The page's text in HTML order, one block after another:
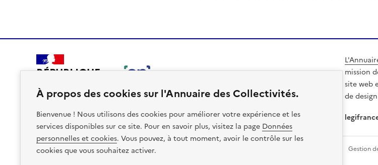
À propos des cookies sur l'Annuaire des Collectivités.
Bienvenue ! Nous utilisons des cookies pour améliorer votre expérience et les
services disponibles sur ce site. Pour en savoir plus, visitez la page Données
personnelles et cookies. Vous pouvez, à tout moment, avoir le contrôle sur les
cookies que vous souhaitez activer.
RÉPUBLIQUE
mission
site web
de
Plan du site Accessibilite : non conforme Gestion